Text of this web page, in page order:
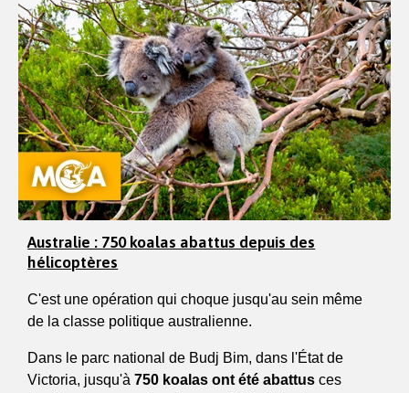
Australie : 750 koalas abattus depuis des
hélicoptères
C'est une opération qui choque jusqu'au sein même
de la classe politique australienne.
Dans le parc national de Budj Bim, dans l'État de
Victoria, jusqu'à 750 koalas ont été abattus ces